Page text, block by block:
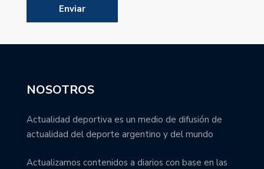
NOSOTROS
Actualidad deportiva es un medio de difusión de
actualidad del deporte argentino y del mundo
Actualizamos contenidos a diarios con base en las